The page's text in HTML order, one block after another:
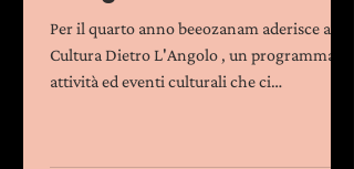
Per il quarto anno beeozanam aderisce a La
Cultura Dietro L'Angolo , un programma di
attività ed eventi culturali che ci